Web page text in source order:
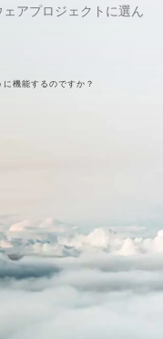
アプロジェクトに選ん
に機能するのですか？